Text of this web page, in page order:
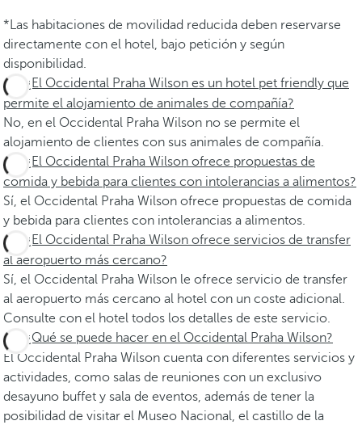
*Las habitaciones de movilidad reducida deben reservarse
directamente con el hotel, bajo petición y según
disponibilidad.
¿El Occidental Praha Wilson es un hotel pet friendly que
permite el alojamiento de animales de compañía?
No, en el Occidental Praha Wilson no se permite el
alojamiento de clientes con sus animales de compañía.
¿El Occidental Praha Wilson ofrece propuestas de
comida y bebida para clientes con intolerancias a alimentos?
Sí, el Occidental Praha Wilson ofrece propuestas de comida
y bebida para clientes con intolerancias a alimentos.
¿El Occidental Praha Wilson ofrece servicios de transfer
al aeropuerto más cercano?
Sí, el Occidental Praha Wilson le ofrece servicio de transfer
al aeropuerto más cercano al hotel con un coste adicional.
Consulte con el hotel todos los detalles de este servicio.
¿Qué se puede hacer en el Occidental Praha Wilson?
El Occidental Praha Wilson cuenta con diferentes servicios y
actividades, como salas de reuniones con un exclusivo
desayuno buffet y sala de eventos, además de tener la
posibilidad de visitar el Museo Nacional, el castillo de la